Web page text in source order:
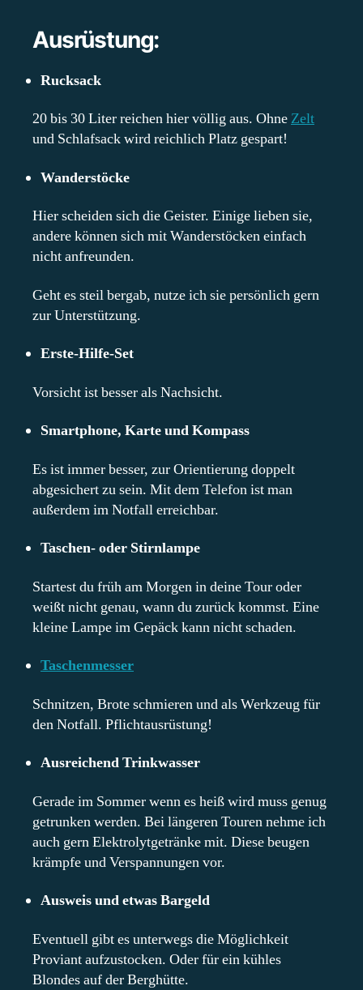
Ausrüstung:
Rucksack
20 bis 30 Liter reichen hier völlig aus. Ohne Zelt
und Schlafsack wird reichlich Platz gespart!
Wanderstöcke
Hier scheiden sich die Geister. Einige lieben sie,
andere können sich mit Wanderstöcken einfach
nicht anfreunden.
Geht es steil bergab, nutze ich sie persönlich gern
zur Unterstützung.
Erste-Hilfe-Set
Vorsicht ist besser als Nachsicht.
Smartphone, Karte und Kompass
Es ist immer besser, zur Orientierung doppelt
abgesichert zu sein. Mit dem Telefon ist man
außerdem im Notfall erreichbar.
Taschen- oder Stirnlampe
Startest du früh am Morgen in deine Tour oder
weißt nicht genau, wann du zurück kommst. Eine
kleine Lampe im Gepäck kann nicht schaden.
Taschenmesser
Schnitzen, Brote schmieren und als Werkzeug für
den Notfall. Pflichtausrüstung!
Ausreichend Trinkwasser
Gerade im Sommer wenn es heiß wird muss genug
getrunken werden. Bei längeren Touren nehme ich
auch gern Elektrolytgetränke mit. Diese beugen
krämpfe und Verspannungen vor.
Ausweis und etwas Bargeld
Eventuell gibt es unterwegs die Möglichkeit
Proviant aufzustocken. Oder für ein kühles
Blondes auf der Berghütte.